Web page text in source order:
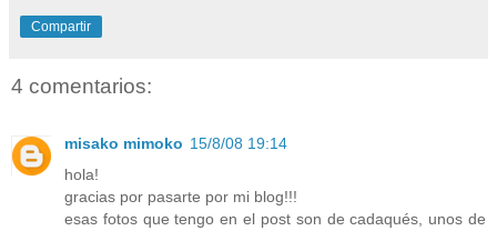
Compartir
4 comentarios:
misako mimoko 15/8/08 19:14
hola!
gracias por pasarte por mi blog!!!
esas fotos que tengo en el post son de cadaqués, unos de